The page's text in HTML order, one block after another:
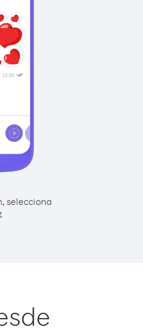
selecciona